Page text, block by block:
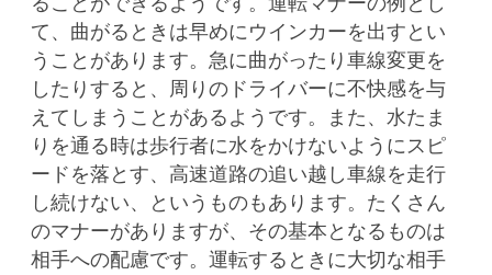
て、曲がるときは早めにウインカーを出すとい
うことがあります。急に曲がったり車線変更を
したりすると、周りのドライバーに不快感を与
えてしまうことがあるようです。また、水たま
りを通る時は歩行者に水をかけないようにスピ
ードを落とす、高速道路の追い越し車線を走行
し続けない、というものもあります。たくさん
のマナーがありますが、その基本となるものは
相手への配慮です。運転するときに大切な相手